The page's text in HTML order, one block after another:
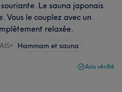
Le sauna japonais
Vous le couplez avec un
relaxée.
• Hammam et sauna
Avis vérifié